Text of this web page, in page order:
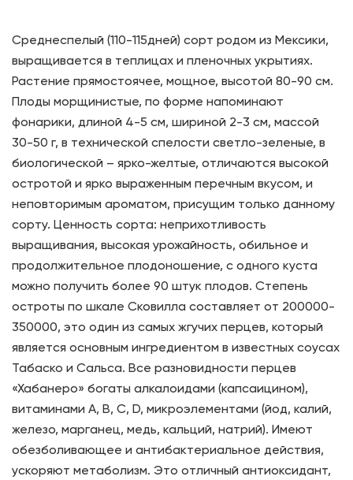
Среднеспелый (110-115дней) сорт родом из Мексики,
выращивается в теплицах и пленочных укрытиях.
Растение прямостоячее, мощное, высотой 80-90 см.
Плоды морщинистые, по форме напоминают
фонарики, длиной 4-5 см, шириной 2-3 см, массой
30-50 г, в технической спелости светло-зеленые, в
биологической – ярко-желтые, отличаются высокой
остротой и ярко выраженным перечным вкусом, и
неповторимым ароматом, присущим только данному
сорту. Ценность сорта: неприхотливость
выращивания, высокая урожайность, обильное и
продолжительное плодоношение, с одного куста
можно получить более 90 штук плодов. Степень
остроты по шкале Сковилла составляет от 200000-
350000, это один из самых жгучих перцев, который
является основным ингредиентом в известных соусах
Табаско и Сальса. Все разновидности перцев
«Хабанеро» богаты алкалоидами (капсаицином),
витаминами А, В, С, D, микроэлементами (йод, калий,
железо, марганец, медь, кальций, натрий). Имеют
обезболивающее и антибактериальное действия,
ускоряют метаболизм. Это отличный антиоксидант,